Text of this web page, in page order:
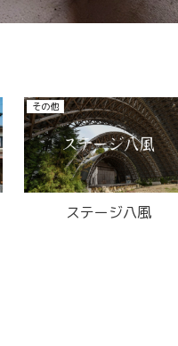
廃ホテル、廃旅館
ラブドールがいる廃モー